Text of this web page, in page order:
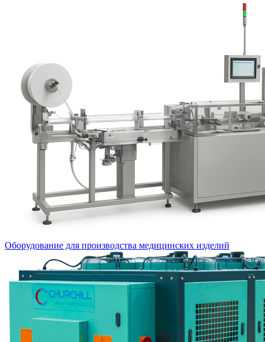
Оборудование для производства медицинских изделий